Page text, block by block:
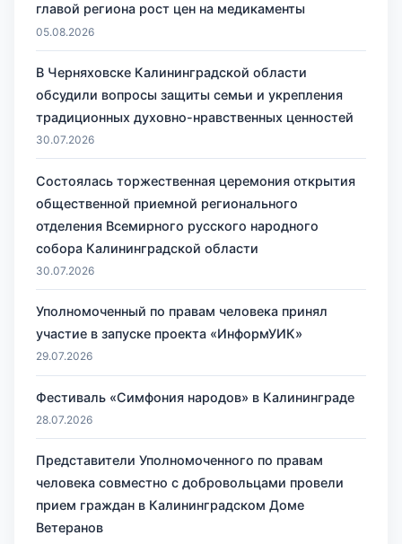
главой региона рост цен на медикаменты
05.08.2026
В Черняховске Калининградской области
обсудили вопросы защиты семьи и укрепления
традиционных духовно-нравственных ценностей
30.07.2026
Состоялась торжественная церемония открытия
общественной приемной регионального
отделения Всемирного русского народного
собора Калининградской области
30.07.2026
Уполномоченный по правам человека принял
участие в запуске проекта «ИнформУИК»
29.07.2026
Фестиваль «Симфония народов» в Калининграде
28.07.2026
Представители Уполномоченного по правам
человека совместно с добровольцами провели
прием граждан в Калининградском Доме
Ветеранов